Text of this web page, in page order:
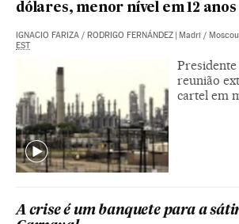
dólares, menor nível em 12 anos
IGNACIO FARIZA / RODRIGO FERNÁNDEZ | Madri / Moscou
EST
Presidente
reunião
cartel em
A crise é um banquete para a